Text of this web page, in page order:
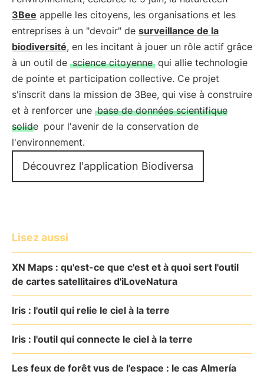
3Bee appelle les citoyens, les organisations et les
entreprises à un "devoir" de surveillance de la
biodiversité, en les incitant à jouer un rôle actif grâce
à un outil de science citoyenne qui allie technologie
de pointe et participation collective. Ce projet
s'inscrit dans la mission de 3Bee, qui vise à construire
et à renforcer une base de données scientifique
solide pour l'avenir de la conservation de
l'environnement.
Découvrez l'application Biodiversa
Lisez aussi
XN Maps : qu'est-ce que c'est et à quoi sert l'outil
de cartes satellitaires d'iLoveNatura
Iris : l'outil qui relie le ciel à la terre
Iris : l'outil qui connecte le ciel à la terre
Les feux de forêt vus de l'espace : le cas Almería